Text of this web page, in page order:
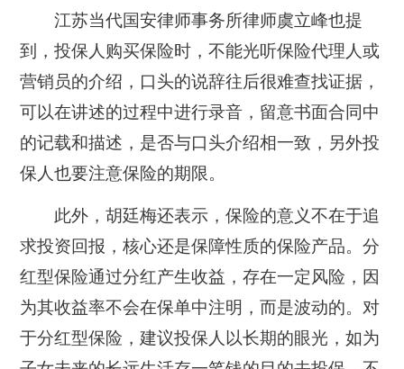
江苏当代国安律师事务所律师虞立峰也提
到，投保人购买保险时，不能光听保险代理人或
营销员的介绍，口头的说辞往后很难查找证据，
可以在讲述的过程中进行录音，留意书面合同中
的记载和描述，是否与口头介绍相一致，另外投
保人也要注意保险的期限。
此外，胡廷梅还表示，保险的意义不在于追
求投资回报，核心还是保障性质的保险产品。分
红型保险通过分红产生收益，存在一定风险，因
为其收益率不会在保单中注明，而是波动的。对
于分红型保险，建议投保人以长期的眼光，如为